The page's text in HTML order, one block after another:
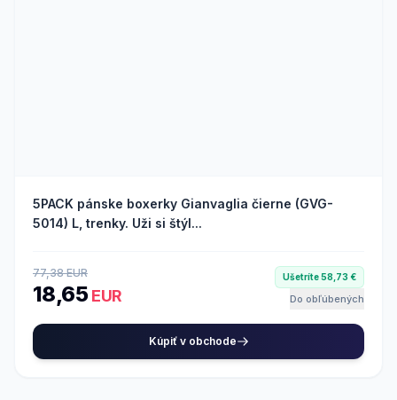
5PACK pánske boxerky Gianvaglia čierne (GVG-
5014) L, trenky. Uži si štýl...
77,38 EUR
18,65EUR
Ušetríte 58,73 €
Do obľúbených
Kúpiť v obchode